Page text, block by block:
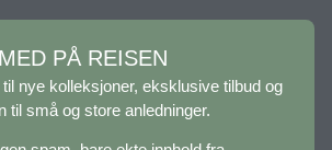
PÅ REISEN
til nye kolleksjoner, eksklusive tilbud og
til små og store anledninger.